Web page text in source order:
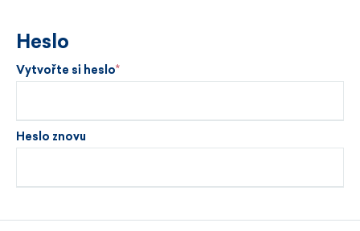
Heslo
Vytvořte si heslo
Heslo znovu